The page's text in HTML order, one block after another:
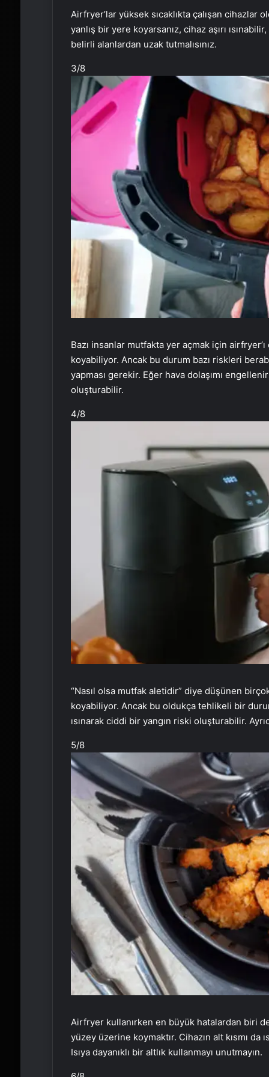
Airfryer’lar yüksek sıcaklıkta çalışan cihazlar
yanlış bir yere koyarsanız, cihaz aşırı
belirli alanlardan uzak tutmalısınız.
3/8
Bazı insanlar mutfakta yer açmak için
koyabiliyor. Ancak bu durum bazı riskleri
yapması gerekir. Eğer hava dolaşımı
oluşturabilir.
4/8
“Nasıl olsa mutfak aletidir” diye düşünen
koyabiliyor. Ancak bu oldukça tehlikeli bir
ısınarak ciddi bir yangın riski oluşturabilir.
5/8
Airfryer kullanırken en büyük hatalardan biri
yüzey üzerine koymaktır. Cihazın alt kısmı
Isıya dayanıklı bir altlık kullanmayı unutmayın.